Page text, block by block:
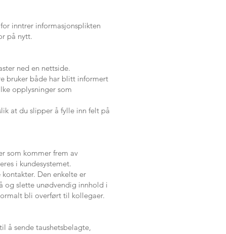
inntrer informasjonsplikten
på nytt.
ned en nettside.
bruker både har blitt informert
opplysninger som
at du slipper å fylle inn felt på
som kommer frem av
i kundesystemet.
Den enkelte er
og slette unødvendig innhold i
bli overført til kollegaer.
å sende taushetsbelagte,